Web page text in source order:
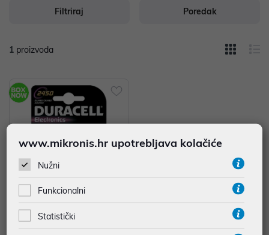
Filtriraj Poredak
1 proizvoda
Baterija Duracell DL2450 B1 P/N:
12401041
www.mikronis.hr upotrebljava kolačiće
Nužni
Funkcionalni
Statistički